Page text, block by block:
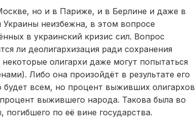
но и в Париже, и в Берлине и даже в
Украины неизбежна, в этом вопросе
в украинский кризис сил. Вопрос
ли деолигархизация ради сохранения
олигархи даже могут попытаться
Либо она произойдёт в результате его
будет всем, но процент выживших олигархов
выжившего народа. Такова была во
погибшего по её вине государства.